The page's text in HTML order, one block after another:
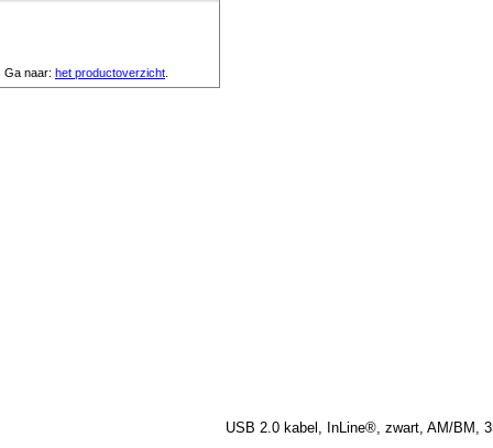
USB 2.0 kabel, InLine®, zwart, AM/BM,
Ga naar: het productoverzicht